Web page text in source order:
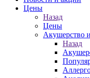
Цены
Назад
Цены
Акушерство
Назад